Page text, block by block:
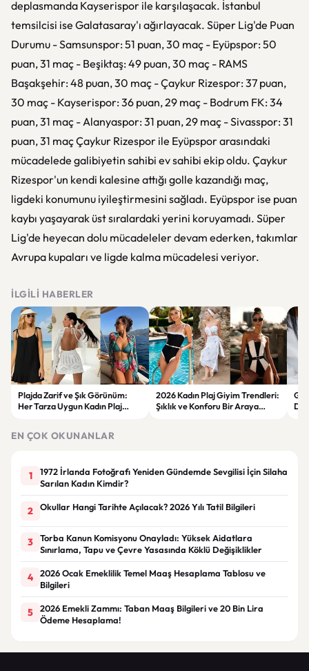
deplasmanda Kayserispor ile karşılaşacak. İstanbul
temsilcisi ise Galatasaray'ı ağırlayacak. Süper Lig'de Puan
Durumu - Samsunspor: 51 puan, 30 maç - Eyüpspor: 50
puan, 31 maç - Beşiktaş: 49 puan, 30 maç - RAMS
Başakşehir: 48 puan, 30 maç - Çaykur Rizespor: 37 puan,
30 maç - Kayserispor: 36 puan, 29 maç - Bodrum FK: 34
puan, 31 maç - Alanyaspor: 31 puan, 29 maç - Sivasspor: 31
puan, 31 maç Çaykur Rizespor ile Eyüpspor arasındaki
mücadelede galibiyetin sahibi ev sahibi ekip oldu. Çaykur
Rizespor'un kendi kalesine attığı golle kazandığı maç,
ligdeki konumunu iyileştirmesini sağladı. Eyüpspor ise puan
kaybı yaşayarak üst sıralardaki yerini koruyamadı. Süper
Lig'de heyecan dolu mücadeleler devam ederken, takımlar
Avrupa kupaları ve ligde kalma mücadelesi veriyor.
İLGILI HABERLER
Plajda Zarif ve Şık Görünüm:
Her Tarza Uygun Kadın Plaj
2026 Kadın Plaj Giyim Trendleri:
Şıklık ve Konforu Bir Araya
EN ÇOK OKUNANLAR
1
1972 İrlanda Fotoğrafı Yeniden Gündemde Sevgilisi İçin Silaha
Sarılan Kadın Kimdir?
2 Okullar Hangi Tarihte Açılacak? 2026 Yılı Tatil Bilgileri
3
Torba Kanun Komisyonu Onayladı: Yüksek Aidatlara
Sınırlama, Tapu ve Çevre Yasasında Köklü Değişiklikler
4
2026 Ocak Emeklilik Temel Maaş Hesaplama Tablosu ve
Bilgileri
5
2026 Emekli Zammı: Taban Maaş Bilgileri ve 20 Bin Lira
Ödeme Hesaplama!